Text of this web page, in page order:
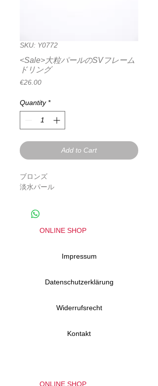
SKU: Y0772
<Sale>大粒パールのSVフレーム
ドリング
€26.00Price
Quantity *
Add to Cart
ブロンズ
淡水パール
ONLINE SHOP
Impressum
Datenschutzerklärung
Widerrufsrecht
Kontakt
ONLINE SHOP